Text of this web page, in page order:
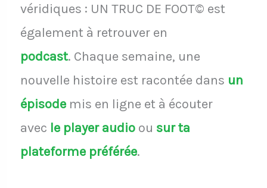
véridiques : UN TRUC DE FOOT© est
également à retrouver en
podcast. Chaque semaine, une
nouvelle histoire est racontée dans un
épisodemis en ligne et à écouter
avec le player audio ou sur ta
plateforme préférée.